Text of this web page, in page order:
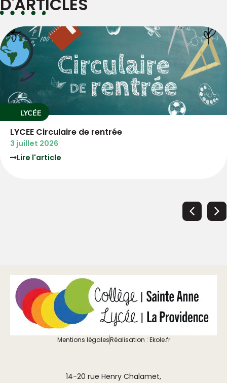
rentrée
LYCÉE
Mentions légalesRéalisation : Ekole.fr
14-20 rue Henry Chalamet,